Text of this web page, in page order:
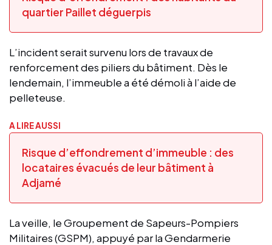
quartier Paillet déguerpis
L’incident serait survenu lors de travaux de
renforcement des piliers du bâtiment. Dès le
lendemain, l’immeuble a été démoli à l’aide de
pelleteuse.
A LIRE AUSSI
Risque d’effondrement d’immeuble : des
locataires évacués de leur bâtiment à
Adjamé
La veille, le Groupement de Sapeurs-Pompiers
Militaires (GSPM), appuyé par la Gendarmerie